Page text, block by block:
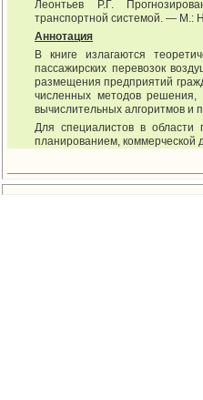
Леонтьев Р.Г.
транспортной системой. — М.:
Аннотация
В книге излагаются
пассажирских перевозок
размещения предприятий
численных методов решения,
вычислительных алгоритмов и
Для специалистов в области
планированием, коммерческой